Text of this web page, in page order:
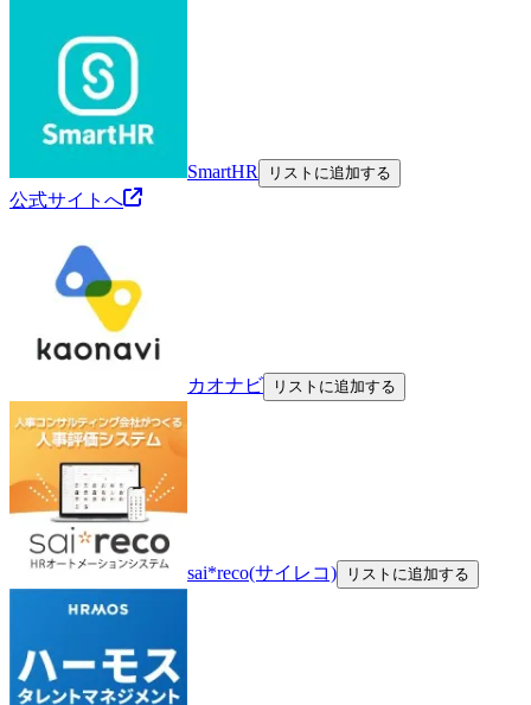
SmartHR リストに追加する
公式サイトへ
カオナビ リストに追加する
sai*reco(サイレコ) リストに追加する